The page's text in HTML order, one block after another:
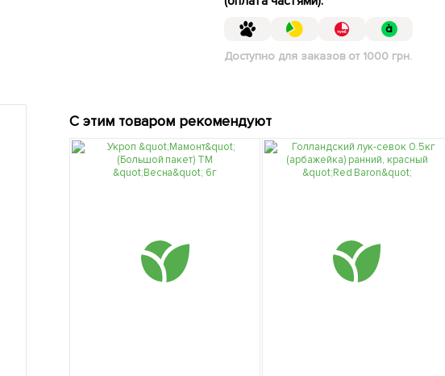
Доступно для заказов от 1000 грн.
С этим товаром рекомендуют